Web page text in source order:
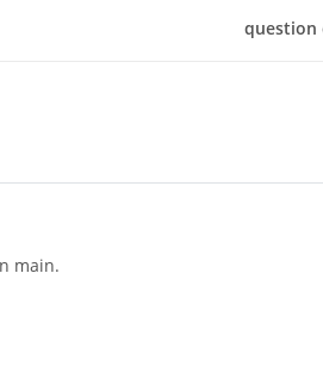
question
main.